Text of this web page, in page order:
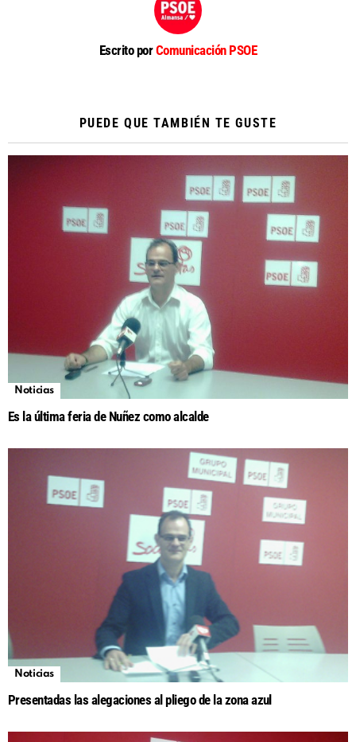
Escrito porComunicación PSOE
PUEDE QUE TAMBIÉN TE GUSTE
Noticias
Es la última feria de Nuñez como alcalde
Noticias
Presentadas las alegaciones al pliego de la zona azul